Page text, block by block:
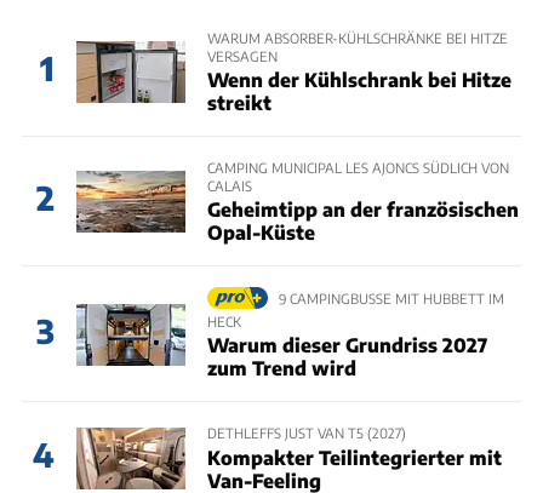
1
WARUM ABSORBER-KÜHLSCHRÄNKE BEI HITZE
VERSAGEN
Wenn der Kühlschrank bei Hitze
streikt
2
CAMPING MUNICIPAL LES AJONCS SÜDLICH VON
CALAIS
Geheimtipp an der französischen
Opal-Küste
3
9 CAMPINGBUSSE MIT HUBBETT IM
HECK
Warum dieser Grundriss 2027
zum Trend wird
4
DETHLEFFS JUST VAN T5 (2027)
Kompakter Teilintegrierter mit
Van-Feeling